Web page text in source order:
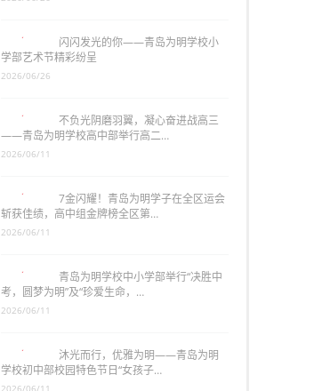
闪闪发光的你——青岛为明学校小
学部艺术节精彩纷呈
不负光阴磨羽翼，凝心奋进战高三
——青岛为明学校高中部举行高二…
7金闪耀！青岛为明学子在全区运会
斩获佳绩，高中组金牌榜全区第…
青岛为明学校中小学部举行“决胜中
考，圆梦为明”及“珍爱生命，…
沐光而行，优雅为明——青岛为明
学校初中部校园特色节日“女孩子…